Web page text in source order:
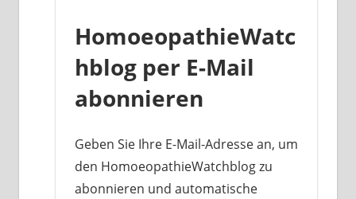
HomoeopathieWatc
hblog per E-Mail
abonnieren
Geben Sie Ihre E-Mail-Adresse an, um
den HomoeopathieWatchblog zu
abonnieren und automatische